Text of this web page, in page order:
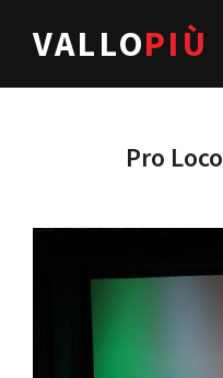
VALLOPIÙ
Pro